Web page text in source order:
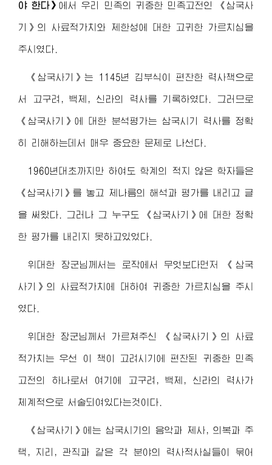
야 한다》에서 우리 민족의 귀중한 민족고전인 《삼국사
기》의 사료적가치와 제한성에 대한 고귀한 가르치심을
주시였다.
《삼국사기》는 1145년 김부식이 편찬한 력사책으로
서 고구려, 백제, 신라의 력사를 기록하였다. 그러므로
《삼국사기》에 대한 분석평가는 삼국시기 력사를 정확
히 리해하는데서 매우 중요한 문제로 나선다.
1960년대초까지만 하여도 학계의 적지 않은 학자들은
《삼국사기》를 놓고 제나름의 해석과 평가를 내리고 글
을 써왔다. 그러나 그 누구도 《삼국사기》에 대한 정확
한 평가를 내리지 못하고있었다.
위대한 장군님께서 는 로작에서 무엇보다먼저 《삼국
사기》의 사료적가치에 대하여 귀중한 가르치심을 주시
였다.
위대한 장군님께서 가르쳐주신 《삼국사기》의 사료
적가치는 우선 이 책이 고려시기에 편찬된 귀중한 민족
고전의 하나로서 여기에 고구려, 백제, 신라의 력사가
체계적으로 서술되여있다는것이다.
《삼국사기》에는 삼국시기의 음악과 제사, 의복과 주
택, 지리, 관직과 같은 각 분야의 력사적사실들이 묶어